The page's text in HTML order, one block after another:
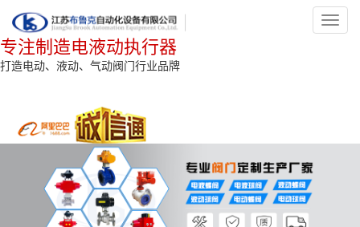
专注制造电液动执行器
打造电动、液动、气动阀门行业品牌